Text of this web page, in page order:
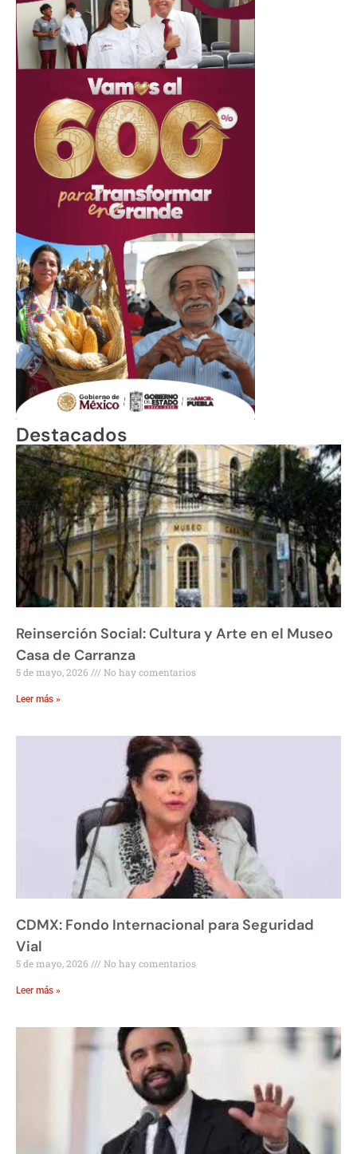
Destacados
Reinserción Social: Cultura y Arte en el Museo
Casa de Carranza
5 de mayo, 2026 No hay comentarios
Leer más »
CDMX: Fondo Internacional para Seguridad
Vial
5 de mayo, 2026 No hay comentarios
Leer más »